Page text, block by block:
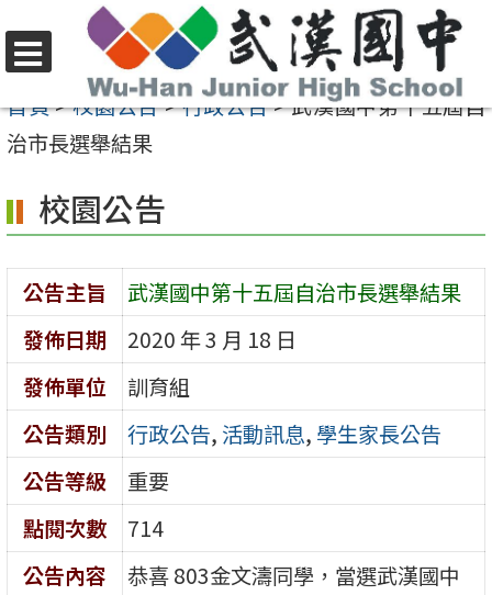
至
要
容
區
選
單
首頁>校園公告>行政公告>武漢國中第十五屆自
治市長選舉結果
校園公告
公告主旨
武漢國中第十五屆自治市長選舉結果
發佈日期
2020 年 3 月 18 日
發佈單位
訓育組
公告類別
行政公告, 活動訊息, 學生家長公告
公告等級
重要
點閱次數
714
公告內容
恭喜 803金文濤同學，當選武漢國中